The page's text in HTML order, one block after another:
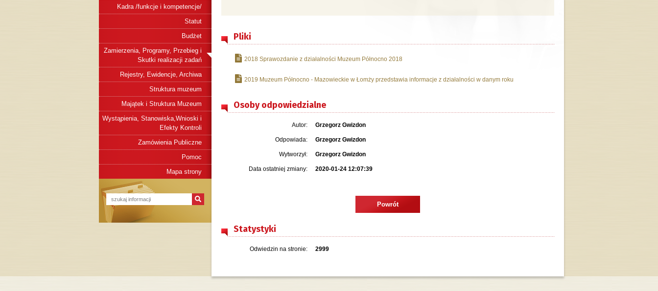
Kadra /funkcje i kompetencje/
Statut
Budżet
Zamierzenia, Programy, Przebieg i
Skutki realizacji zadań
Rejestry, Ewidencje, Archiwa
Struktura muzeum
Majątek i Struktura Muzeum
Wystąpienia, Stanowiska,Wnioski i
Efekty Kontroli
Zamówienia Publiczne
Pomoc
Mapa strony
Pliki
2018 Sprawozdanie z działalności Muzeum Północno 2018
2019 Muzeum Północno - Mazowieckie w Łomży przedstawia informacje z działalności w danym roku
Osoby odpowiedzialne
Autor: Grzegorz Gwizdon
Odpowiada: Grzegorz Gwizdon
Wytworzył: Grzegorz Gwizdon
Data ostatniej zmiany: 2020-01-24 12:07:39
Powrót
Statystyki
Odwiedzin na stronie: 2999